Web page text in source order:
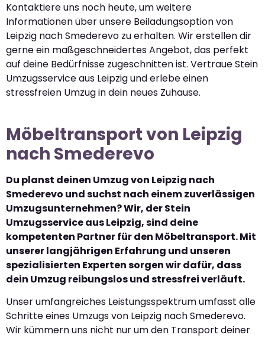
Kontaktiere uns noch heute, um weitere
Informationen über unsere Beiladungsoption von
Leipzig nach Smederevo zu erhalten. Wir erstellen dir
gerne ein maßgeschneidertes Angebot, das perfekt
auf deine Bedürfnisse zugeschnitten ist. Vertraue Stein
Umzugsservice aus Leipzig und erlebe einen
stressfreien Umzug in dein neues Zuhause.
Möbeltransport von Leipzig
nach Smederevo
Du planst deinen Umzug von Leipzig nach
Smederevo und suchst nach einem zuverlässigen
Umzugsunternehmen? Wir, der Stein
Umzugsservice aus Leipzig, sind deine
kompetenten Partner für den Möbeltransport. Mit
unserer langjährigen Erfahrung und unseren
spezialisierten Experten sorgen wir dafür, dass
dein Umzug reibungslos und stressfrei verläuft.
Unser umfangreiches Leistungsspektrum umfasst alle
Schritte eines Umzugs von Leipzig nach Smederevo.
Wir kümmern uns nicht nur um den Transport deiner